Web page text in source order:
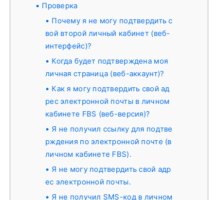
Проверка
Почему я не могу подтвердить с
вой второй личный кабинет (веб-
интерфейс)?
Когда будет подтверждена моя
личная страница (веб-аккаунт)?
Как я могу подтвердить свой ад
рес электронной почты в личном
кабинете FBS (веб-версия)?
Я не получил ссылку для подтве
рждения по электронной почте (в
личном кабинете FBS).
Я не могу подтвердить свой адр
ес электронной почты.
Я не получил SMS-код в личном